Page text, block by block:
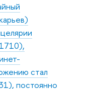
стал
постоянно